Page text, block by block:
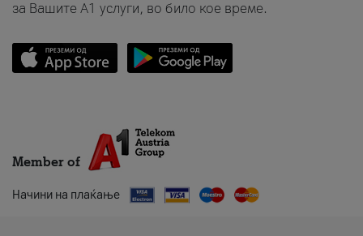
за Вашите A1 услуги, во било кое време.
Member of
Начини на плаќање